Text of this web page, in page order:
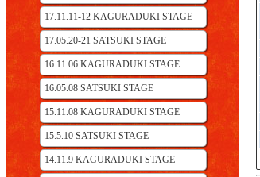
17.11.11-12 KAGURADUKI STAGE
17.05.20-21 SATSUKI STAGE
16.11.06 KAGURADUKI STAGE
16.05.08 SATSUKI STAGE
15.11.08 KAGURADUKI STAGE
15.5.10 SATSUKI STAGE
14.11.9 KAGURADUKI STAGE